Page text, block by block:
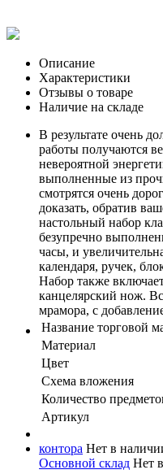
Описание
Характеристики
Отзывы о товаре
Наличие на складе
В результате очень
работы получаются
невероятной
выполненные из
смотрятся очень
доказать, обратив
настольный набор
безупречно
часы, и
календаря, ручек,
Набор также
канцелярский нож.
мрамора, с
Название торговой
Материал
Цвет
Схема вложения
Количество
Артикул
контора Нет в
Основной склад Нет